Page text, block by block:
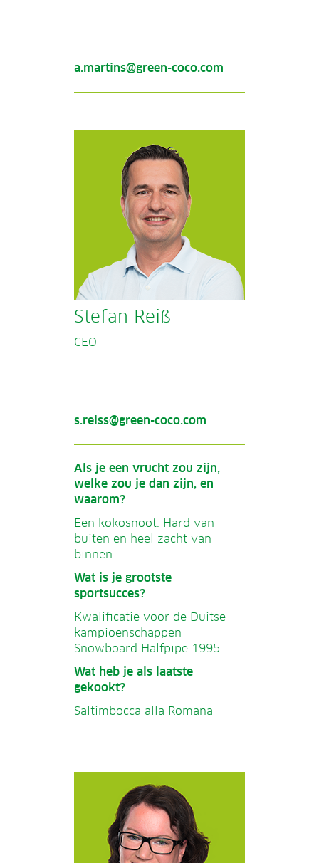
a.martins@green-coco.com
Stefan Reiß
CEO
s.reiss@green-coco.com
Als je een vrucht zou zijn,
welke zou je dan zijn, en
waarom?
Een kokosnoot. Hard van
buiten en heel zacht van
binnen.
Wat is je grootste
sportsucces?
Kwalificatie voor de Duitse
kampioenschappen
Snowboard Halfpipe 1995.
Wat heb je als laatste
gekookt?
Saltimbocca alla Romana